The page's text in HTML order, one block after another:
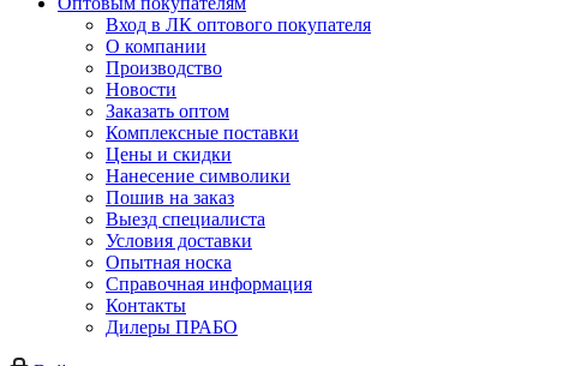
Вход в ЛК оптового покупателя
О компании
Производство
Новости
Заказать оптом
Комплексные поставки
Цены и скидки
Нанесение символики
Пошив на заказ
Выезд специалиста
Условия доставки
Опытная носка
Справочная информация
Контакты
Дилеры ПРАБО